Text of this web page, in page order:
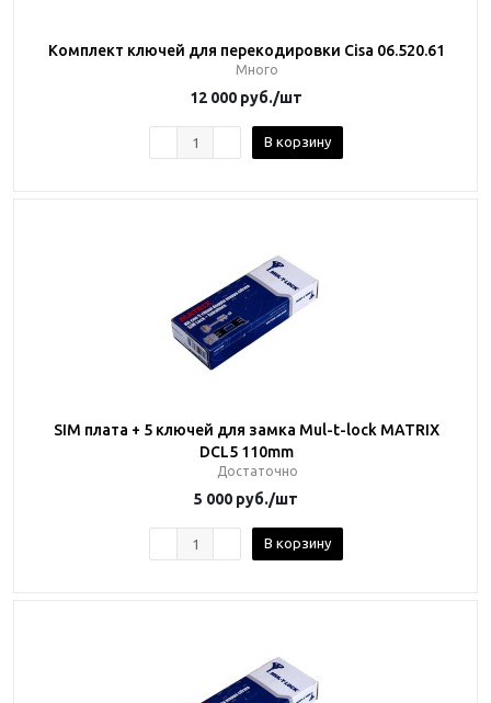
Комплект ключей для перекодировки Cisa 06.520.61
Много
12 000 руб./шт
В корзину
SIM плата + 5 ключей для замка Mul-t-lock MATRIX
DCL5 110mm
Достаточно
5 000 руб./шт
В корзину